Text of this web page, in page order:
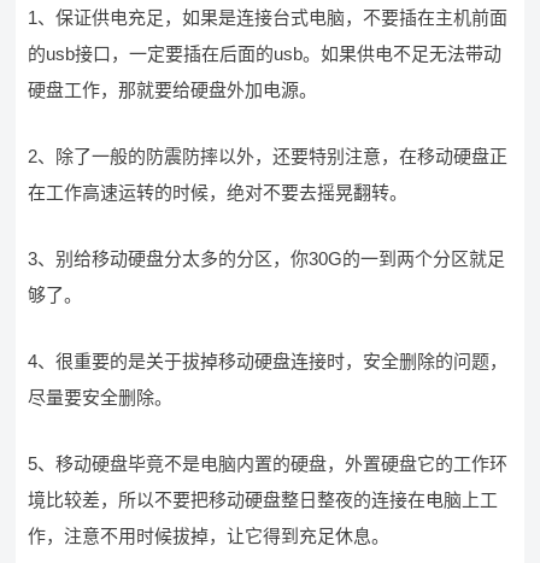
1、保证供电充足，如果是连接台式电脑，不要插在主机前面
的usb接口，一定要插在后面的usb。如果供电不足无法带动
硬盘工作，那就要给硬盘外加电源。
2、除了一般的防震防摔以外，还要特别注意，在移动硬盘正
在工作高速运转的时候，绝对不要去摇晃翻转。
3、别给移动硬盘分太多的分区，你30G的一到两个分区就足
够了。
4、很重要的是关于拔掉移动硬盘连接时，安全删除的问题，
尽量要安全删除。
5、移动硬盘毕竟不是电脑内置的硬盘，外置硬盘它的工作环
境比较差，所以不要把移动硬盘整日整夜的连接在电脑上工
作，注意不用时候拔掉，让它得到充足休息。